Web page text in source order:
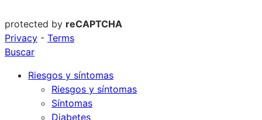
protected by reCAPTCHA
Privacy - Terms
Buscar
Riesgos y síntomas
Riesgos y síntomas
Síntomas
Diabetes